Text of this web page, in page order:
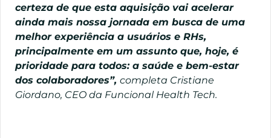
certeza de que esta aquisição vai acelerar
ainda mais nossa jornada em busca de uma
melhor experiência a usuários e RHs,
principalmente em um assunto que, hoje, é
prioridade para todos: a saúde e bem-estar
dos colaboradores”, completa Cristiane
Giordano, CEO da Funcional Health Tech.